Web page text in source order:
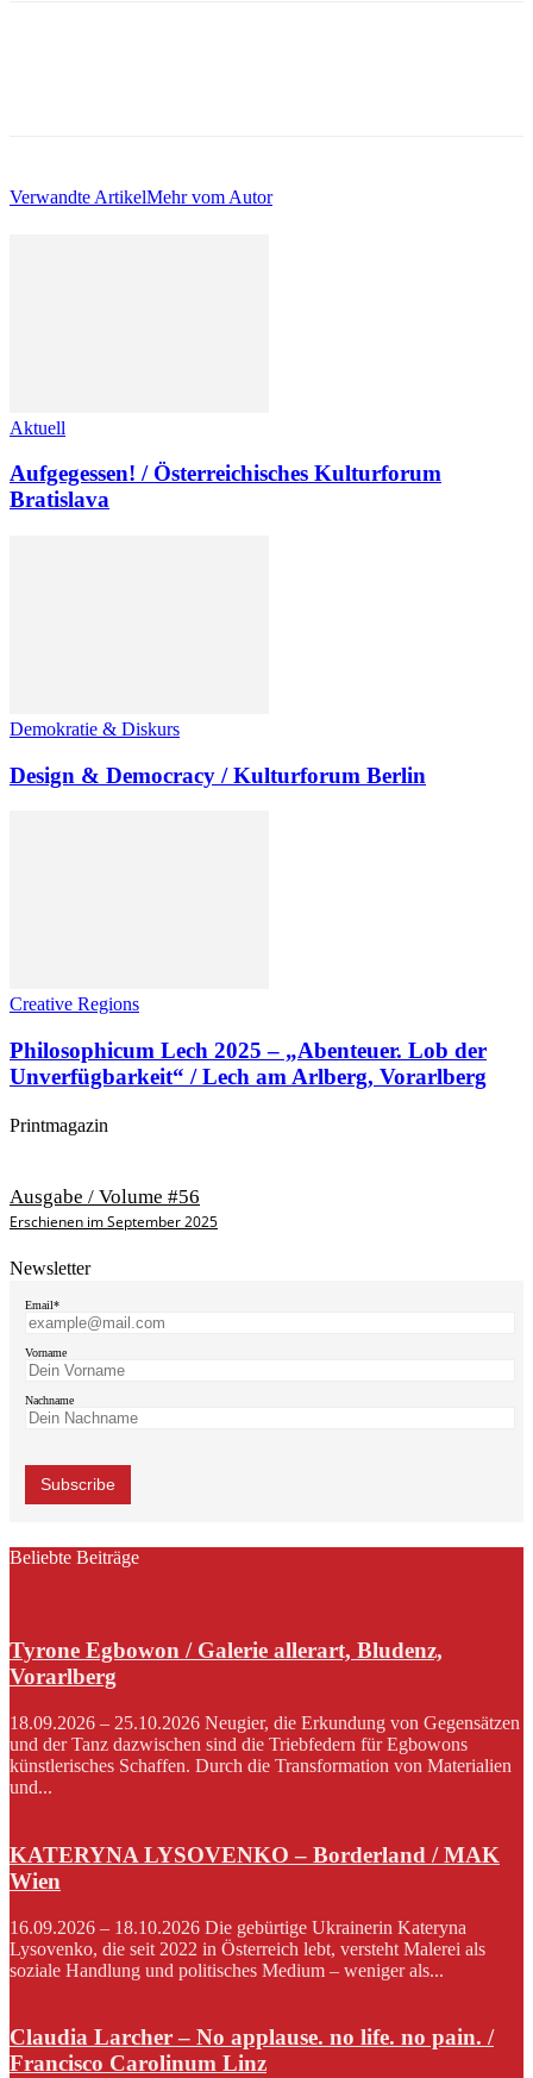
Verwandte ArtikelMehr vom Autor
Aktuell
Aufgegessen! / Österreichisches Kulturforum
Bratislava
Demokratie & Diskurs
Design & Democracy / Kulturforum Berlin
Creative Regions
Philosophicum Lech 2025 – „Abenteuer. Lob der
Unverfügbarkeit“ / Lech am Arlberg, Vorarlberg
Printmagazin
Ausgabe / Volume #56
Erschienen im September 2025
Newsletter
Email*
Vorname
Nachname
Beliebte Beiträge
Tyrone Egbowon / Galerie allerart, Bludenz,
Vorarlberg
18.09.2026 – 25.10.2026 Neugier, die Erkundung von Gegensätzen
und der Tanz dazwischen sind die Triebfedern für Egbowons
künstlerisches Schaffen. Durch die Transformation von Materialien
und...
KATERYNA LYSOVENKO – Borderland / MAK
Wien
16.09.2026 – 18.10.2026 Die gebürtige Ukrainerin Kateryna
Lysovenko, die seit 2022 in Österreich lebt, versteht Malerei als
soziale Handlung und politisches Medium – weniger als...
Claudia Larcher – No applause. no life. no pain. /
Francisco Carolinum Linz